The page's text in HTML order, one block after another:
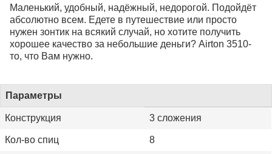
Маленький, удобный, надёжный, недорогой. Подойдёт
абсолютно всем. Едете в путешествие или просто
нужен зонтик на всякий случай, но хотите получить
хорошее качество за небольшие деньги? Airton 3510-
то, что Вам нужно.
Параметры
Конструкция 3 сложения
Кол-во спиц 8